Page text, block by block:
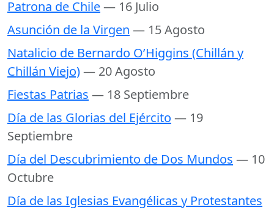
Patrona de Chile— 16 Julio
Asunción de la Virgen — 15 Agosto
Natalicio de Bernardo O’Higgins (Chillán y
Chillán Viejo)— 20 Agosto
Fiestas Patrias — 18 Septiembre
Día de las Glorias del Ejército — 19
Septiembre
Día del Descubrimiento de Dos Mundos — 10
Octubre
Día de las Iglesias Evangélicas y Protestantes